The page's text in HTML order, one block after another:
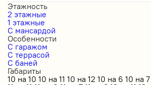
Этажность
2 этажные
1 этажные
С мансардой
Особенности
С гаражом
С террасой
С баней
Габариты
10 на 10 10 на 11 10 на 12 10 на 6 10 на 7